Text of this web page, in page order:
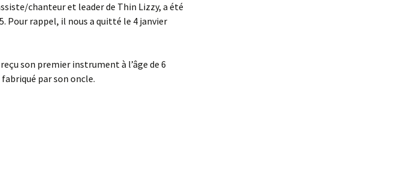
chanteur et leader de Thin Lizzy, a été
Pour rappel, il nous a quitté le 4 janvier
son premier instrument à l’âge de 6
fabriqué par son oncle.